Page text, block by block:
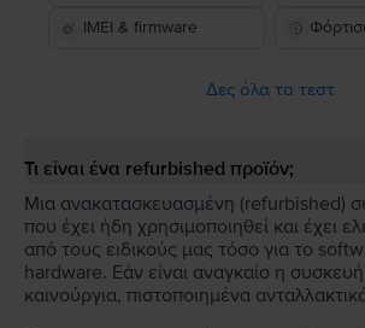
IMEI & firmware
Δες όλα τα τεστ
Τι είναι ένα refurbished προϊόν;
Μια ανακατασκευασμένη (refurbished)
που έχει ήδη χρησιμοποιηθεί και έχει
από τους ειδικούς μας τόσο για το
hardware. Εάν είναι αναγκαίο η
καινούργια, πιστοποιημένα